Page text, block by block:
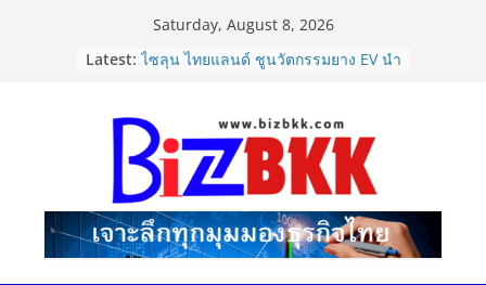
Saturday, August 8, 2026
Latest: ไซลุน ไทยแลนด์ ชูนวัตกรรมยาง EV นำ
2026
นายกฯ–รมว.ท่องเที่ยว ชื่นชม “เนเน่
รอยัล” หลังสร้างชื่อเสียงประเทศไทยบน
เวที America’s Got Talent พร้อมส่ง
กำลังใจสู่รอบต่อไป
Dr.TATTOF ประกาศยกระดับองค์กร ชู
แนวคิด “LASER” คุณค่าหลักในการขับ